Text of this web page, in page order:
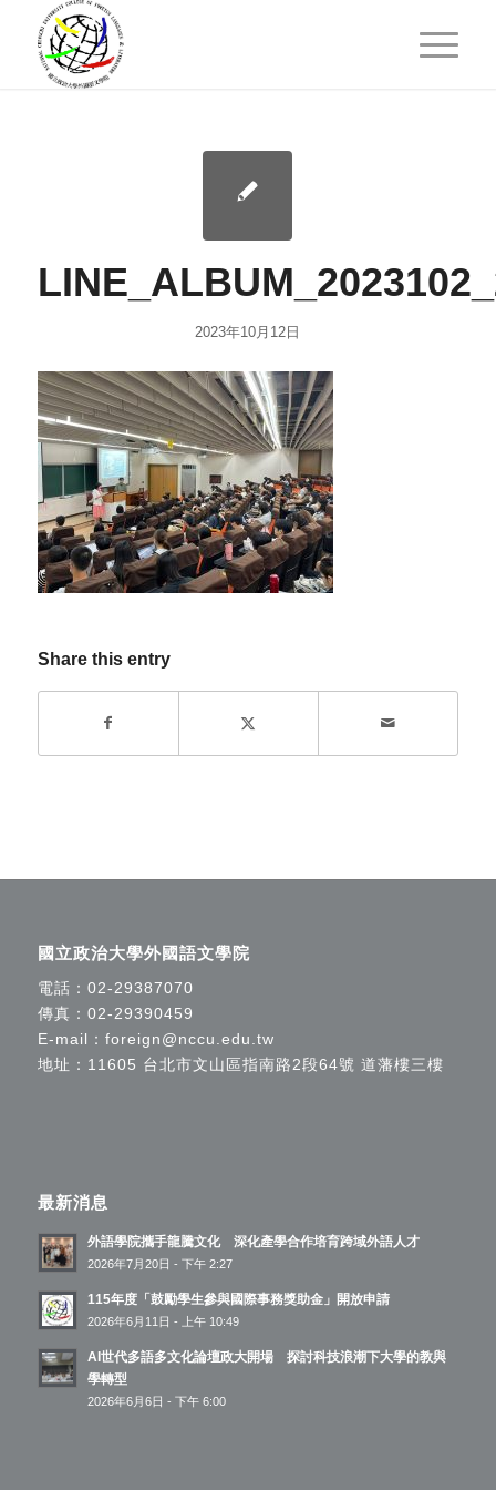
2023年10月12日
Share this entry
國立政治大學外國語文學院
電話： 02-29387070
傳真：02-29390459
E-mail： foreign@nccu.edu.tw
地址：11605 台北市文山區指南路2段64號 道藩樓三樓
最新消息
外語學院攜手龍騰文化 深化產學合作培育跨域外語人才
2026年7月20日 - 下午 2:27
115年度「鼓勵學生參與國際事務獎助金」開放申請
2026年6月11日 - 上午 10:49
AI世代多語多文化論壇政大開場 探討科技浪潮下大學的教與
學轉型
2026年6月6日 - 下午 6:00